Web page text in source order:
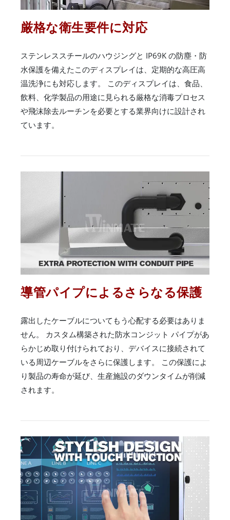
厳格な衛生要件に対応
ステンレススチールのハウジングと IP69K の防塵・防
水保護を備えたこのディスプレイは、定期的な高圧高
温洗浄にも対応します。 このディスプレイは、食品、
飲料、化学製品の用途に見られる厳格な消毒プロセス
や飛沫除去ルーチンを必要とする業界向けに設計され
ています。
導管パイプによるさらなる保護
露出したケーブルについてもう心配する必要はありま
せん。 カスタム構築された防水コンジット パイプがあ
らかじめ取り付けられており、デバイスに接続されて
いる周辺ケーブルをさらに保護します。 この保護によ
り製品の寿命が延び、生産施設のダウンタイムが削減
されます。